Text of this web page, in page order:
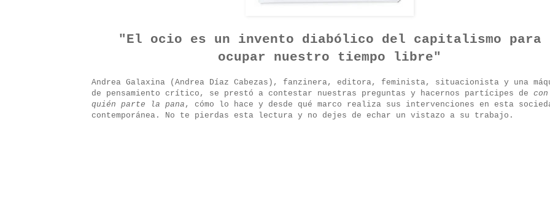
"El ocio es un invento diabólico del capitalismo para
ocupar nuestro tiempo libre"
Andrea Galaxina (Andrea Díaz Cabezas), fanzinera, editora, feminista, situacionista y una
de pensamiento crítico, se prestó a contestar nuestras preguntas y hacernos partícipes de con
quién parte la pana , cómo lo hace y desde qué marco realiza sus intervenciones en esta
contemporánea. No te pierdas esta lectura y no dejes de echar un vistazo a su trabajo.